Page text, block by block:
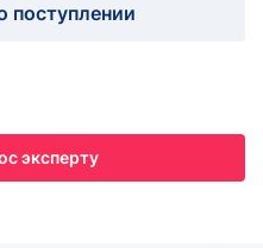
поступлении
эксперту